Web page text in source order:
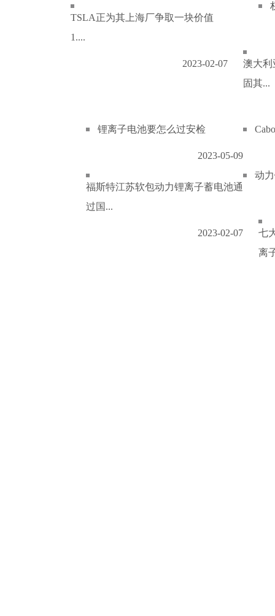
TSLA正为其上海厂争取一块价值
1....
2023-02-07
澳大利
固其...
锂离子电池要怎么过安检
2023-05-09
福斯特江苏软包动力锂离子蓄电池通
过国...
2023-02-07
动
七
离